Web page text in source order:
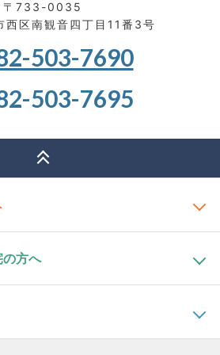
〒733-0035
西区南観音四丁目11番3号
503-7690
503-7695
の方へ